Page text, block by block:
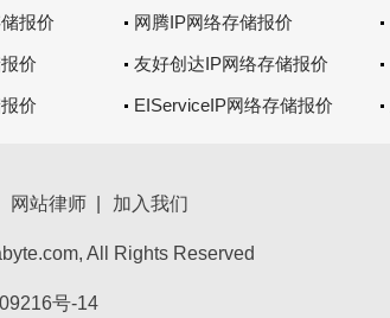
报价 网腾IP网络存储报价
价 友好创达IP网络存储报价
价 EIServiceIP网络存储报价
网站律师 加入我们
All Rights Reserved
号-14